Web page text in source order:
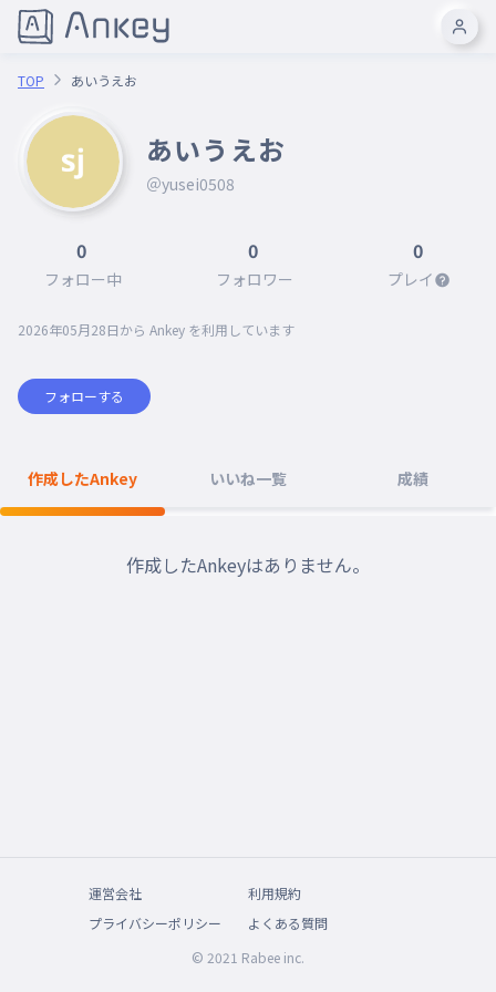
TOP あいうえお
あいうえお
＠yusei0508
0
フォロー中
0
フォロワー
0
プレイ
2026年05月28日から Ankey を利用しています
フォローする
作成したAnkey いいね一覧 成績
作成したAnkeyはありません。
運営会社
利用規約
プライバシーポリシー
よくある質問
© 2021 Rabee inc.